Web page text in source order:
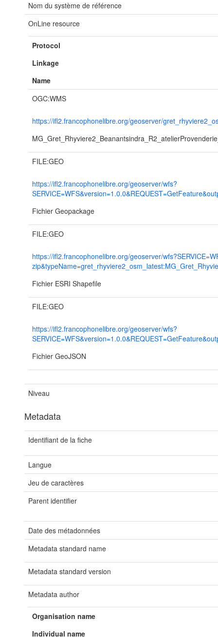
Nom du système de référence
OnLine resource
Protocol
Linkage
Name
OGC:WMS
https://ifl2.francophonelibre.org/geoserver/
FILE:GEO
https://ifl2.francophonelibre.org/geoserver/wfs?
Fichier Geopackage
FILE:GEO
https://ifl2.francophonelibre.org/geoserver/
Fichier ESRI Shapefile
FILE:GEO
https://ifl2.francophonelibre.org/geoserver/wfs?
Fichier GeoJSON
Niveau
Metadata
Identifiant de la fiche
Langue
Jeu de caractères
Parent identifier
Date des métadonnées
Metadata standard name
Metadata standard version
Metadata author
Organisation name
Individual name